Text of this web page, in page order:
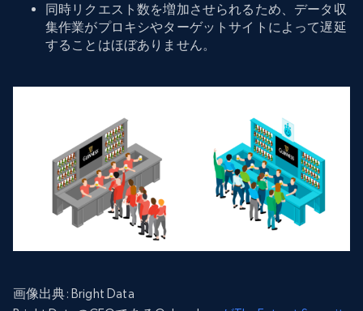
同時リクエスト数を増加させられるため、データ収
集作業がプロキシやターゲットサイトによって遅延
することはほぼありません。
画像出典: Bright Data